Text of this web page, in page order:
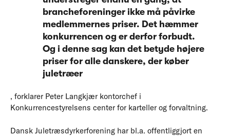
brancheforeninger ikke må påvirke
medlemmernes priser. Det hæmmer
konkurrencen og er derfor forbudt.
Og i denne sag kan det betyde højere
priser for alle danskere, der køber
juletræer
, forklarer Peter Langkjær kontorchef i
Konkurrencestyrelsens center for karteller og forvaltning.
Dansk Juletræsdyrkerforening har bl.a. offentliggjort en